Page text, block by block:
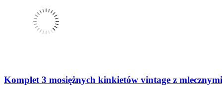
Komplet 3 mosiężnych kinkietów vintage z